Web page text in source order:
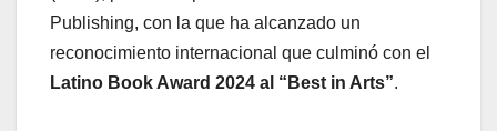
Publishing, con la que ha alcanzado un
reconocimiento internacional que culminó con el
Latino Book Award 2024 al “Best in Arts”.